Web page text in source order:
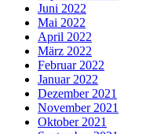
Juni 2022
Mai 2022
April 2022
März 2022
Februar 2022
Januar 2022
Dezember 2021
November 2021
Oktober 2021